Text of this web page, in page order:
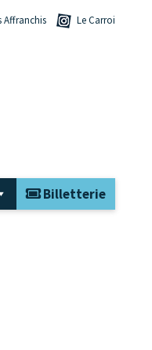
Billetterie
Affranchis Le Carroi